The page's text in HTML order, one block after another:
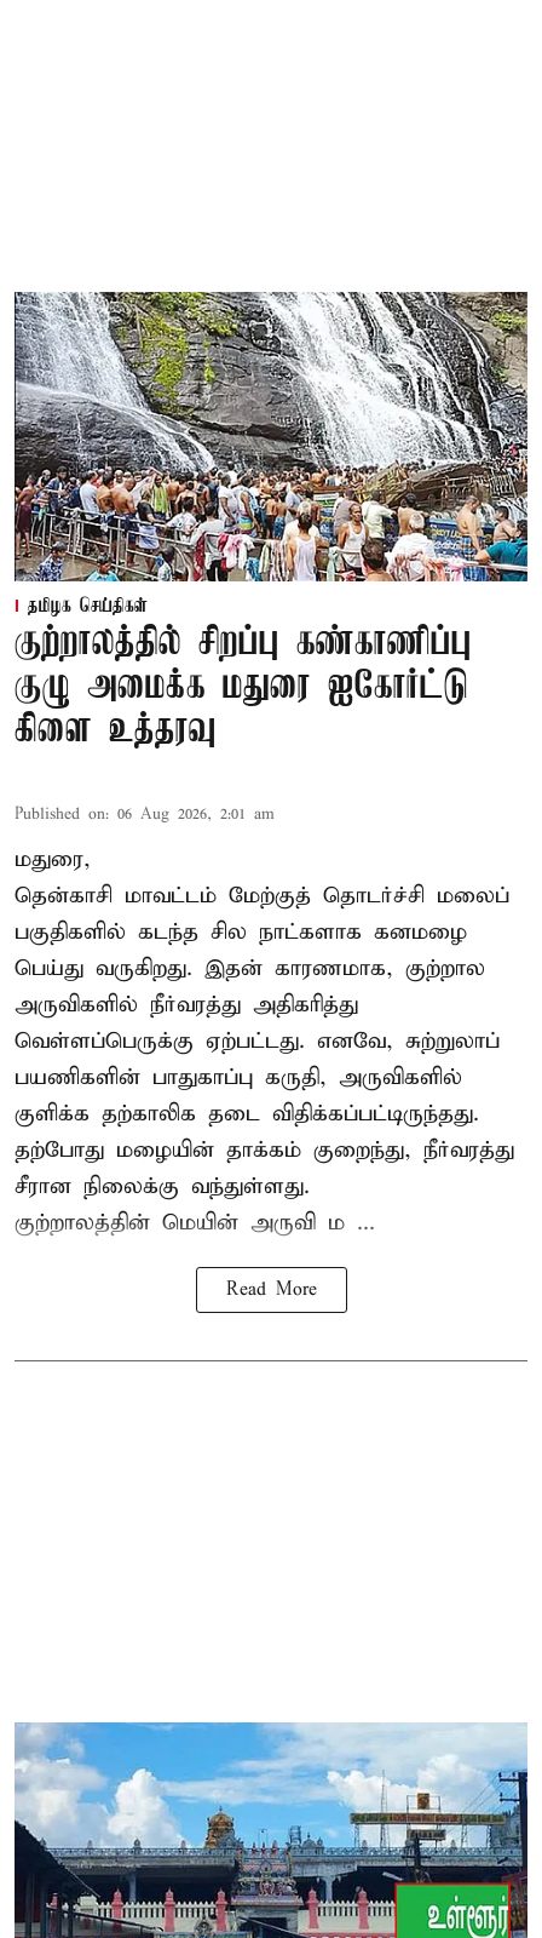
தமிழக செய்திகள்
குற்றாலத்தில் சிறப்பு கண்காணிப்பு
குழு அமைக்க மதுரை ஐகோர்ட்டு
கிளை உத்தரவு
Published on: 06 Aug 2026, 2:01 am
மதுரை,
தென்காசி மாவட்டம் மேற்குத் தொடர்ச்சி மலைப்
பகுதிகளில் கடந்த சில நாட்களாக கனமழை
பெய்து வருகிறது. இதன் காரணமாக, குற்றால
அருவிகளில் நீர்வரத்து அதிகரித்து
வெள்ளப்பெருக்கு ஏற்பட்டது. எனவே, சுற்றுலாப்
பயணிகளின் பாதுகாப்பு கருதி, அருவிகளில்
குளிக்க தற்காலிக தடை விதிக்கப்பட்டிருந்தது.
தற்போது மழையின் தாக்கம் குறைந்து, நீர்வரத்து
சீரான நிலைக்கு வந்துள்ளது.
குற்றாலத்தின் மெயின் அருவி ம ...
Read More